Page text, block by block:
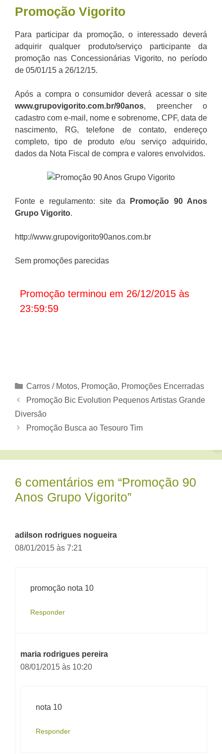
Promoção Vigorito
Para participar da promoção, o interessado deverá
adquirir qualquer produto/serviço participante da
promoção nas Concessionárias Vigorito, no período
de 05/01/15 a 26/12/15.
Após a compra o consumidor deverá acessar o site
www.grupovigorito.com.br/90anos, preencher o
cadastro com e-mail, nome e sobrenome, CPF, data de
nascimento, RG, telefone de contato, endereço
completo, tipo de produto e/ou serviço adquirido,
dados da Nota Fiscal de compra e valores envolvidos.
Fonte e regulamento: site da Promoção 90 Anos
Grupo Vigorito.
http://www.grupovigorito90anos.com.br
Sem promoções parecidas
Promoção terminou em 26/12/2015 às
23:59:59
Categorias
Carros / Motos, Promoção, Promoções Encerradas
Promoção Bic Evolution Pequenos Artistas Grande
Diversão
Promoção Busca ao Tesouro Tim
6 comentários em “Promoção 90
Anos Grupo Vigorito”
adilson rodrigues nogueira
08/01/2015 às 7:21
promoção nota 10
Responder
maria rodrigues pereira
08/01/2015 às 10:20
nota 10
Responder